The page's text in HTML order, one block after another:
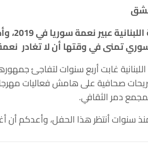
زارت
تمنى في وقتها أن لا تغادر
اللبنانية غابت أربع سنوات لتفاجئ
دمر الثقافي.
سنوات أنتظر هذا الحفل، وأعدكم أن